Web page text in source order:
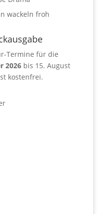
wackeln froh
Termine für die
2026bis 15. August
kostenfrei.